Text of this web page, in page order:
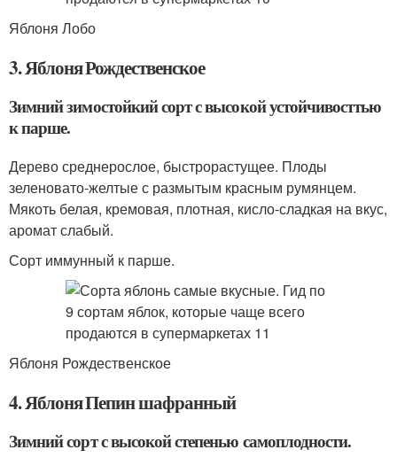
Яблоня Лобо
3. Яблоня Рождественское
Зимний зимостойкий сорт с высокой устойчивосттью
к парше.
Дерево среднерослое, быстрорастущее. Плоды
зеленовато-желтые с размытым красным румянцем.
Мякоть белая, кремовая, плотная, кисло-сладкая на вкус,
аромат слабый.
Сорт иммунный к парше.
Яблоня Рождественское
4. Яблоня Пепин шафранный
Зимний сорт с высокой степенью самоплодности.